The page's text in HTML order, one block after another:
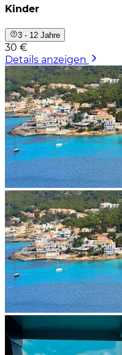
Kinder
3 - 12 Jahre
30 €
Details anzeigen